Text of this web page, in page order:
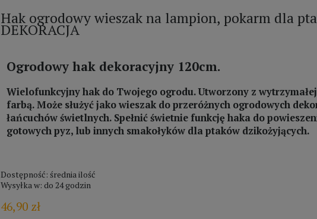
Hak ogrodowy wieszak na lampion, pokarm dla
DEKORACJA
Ogrodowy hak dekoracyjny 120cm.
Wielofunkcyjny hak do Twojego ogrodu. Utworzony z
farbą. Może służyć jako wieszak do przeróżnych ogrodowych
łańcuchów świetlnych. Spełnić świetnie funkcję haka do
gotowych pyz, lub innych smakołyków dla ptaków dzikożyjących.
Dostępność: średnia ilość
Wysyłka w: do 24 godzin
46,90 zł